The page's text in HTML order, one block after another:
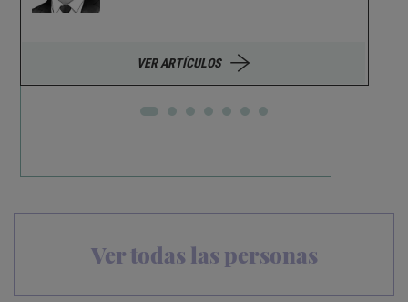
VER ARTÍCULOS
Ver todas las personas